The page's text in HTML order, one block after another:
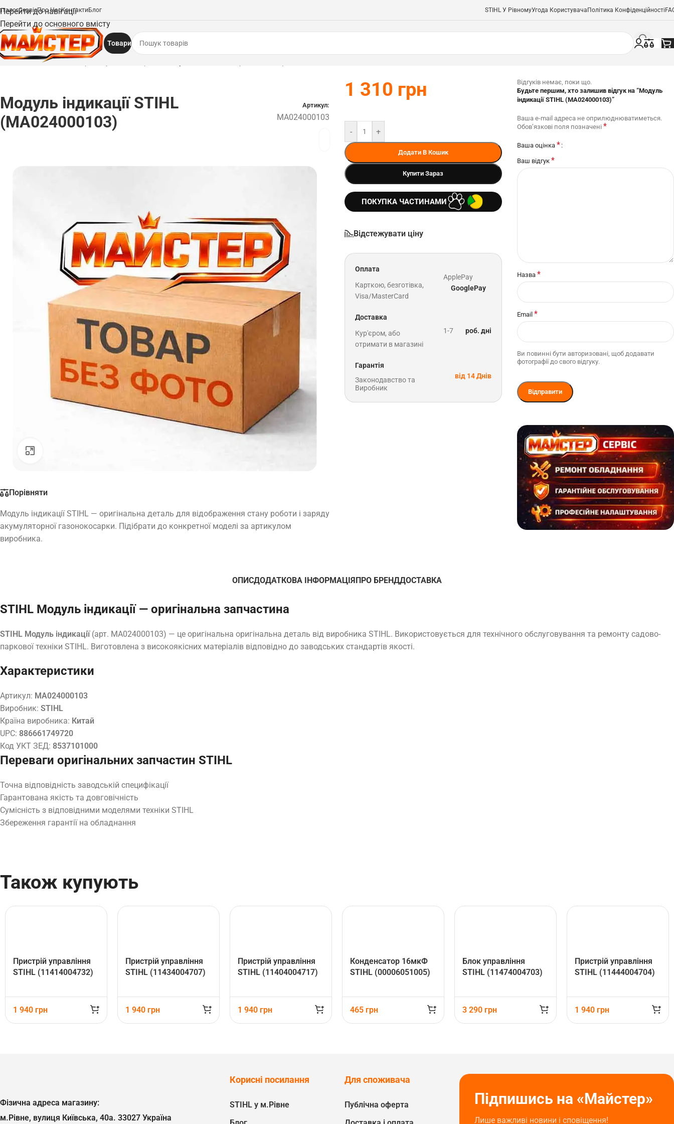
Перейти до навігації
Перейти до основного вмісту
СервісПро НасКонтакти Блог STIHL У РівномуУгода Користувача Політика Конфіденційності
Товари
Запчастини
Модуль індикації STIHL
(MA024000103)
Артикул:
MA024000103
Порівняти
Модуль індикації STIHL — оригінальна деталь для відображення стану роботи і заряду
акумуляторної газонокосарки. Підібрати до конкретної моделі за артикулом
виробника.
1 310 грн
- +
Додати В Кошик
Купити Зараз
ПОКУПКА ЧАСТИНАМИ
Відстежувати ціну
Оплата
Карткою, безготівка,
Visa/MasterCard
ApplePay
GooglePay
Доставка
Кур'єром, або
отримати в магазині
1-7 роб. дні
Гарантія
Законодавство та
Виробник
від 14 Днів
Відгуків немає, поки що.
Будьте першим, хто залишив відгук на “Модуль
індикації STIHL (MA024000103)”
Ваша e-mail адреса не оприлюднюватиметься.
Обов’язкові поля позначені *
Ваша оцінка *
Ваш відгук *
Назва *
Email *
Ви повинні бути авторизовані, щоб додавати
фотографії до свого відгуку.
ОПИСДОДАТКОВА ІНФОРМАЦІЯПРО БРЕНДДОСТАВКА
STIHL Модуль індикації — оригінальна запчастина
STIHL Модуль індикації(арт. MA024000103) — це оригінальна оригінальна деталь від виробника STIHL. Використовується для технічного обслуговування та ремонту садово-
паркової техніки STIHL. Виготовлена з високоякісних матеріалів відповідно до заводських стандартів якості.
Характеристики
Артикул: MA024000103
Виробник: STIHL
Країна виробника: Китай
UPC: 886661749720
Код УКТ ЗЕД: 8537101000
Переваги оригінальних запчастин STIHL
Точна відповідність заводській специфікації
Гарантована якість та довговічність
Сумісність з відповідними моделями техніки STIHL
Збереження гарантії на обладнання
Також купують
Пристрій управління
STIHL (11414004732)
1 940 грн
Пристрій управління
STIHL (11434004707)
1 940 грн
Пристрій управління
STIHL (11404004717)
1 940 грн
Конденсатор 16мкФ
STIHL (00006051005)
465 грн
Блок управління
STIHL (11474004703)
3 290 грн
Пристрій управління
STIHL (11444004704)
1 940 грн
Фізична адреса магазину:
м.Рівне, вулиця Київська, 40а. 33027 Україна
Корисні посилання
STIHL у м.Рівне
Для споживача
Публічна оферта
Підпишись на «Майстер»
Лише важливі новини і сповіщення!